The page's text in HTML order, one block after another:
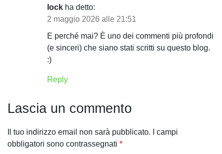
l
i
lock ha detto:
2 maggio 2026 alle 21:51
E perché mai? È uno dei commenti più profondi
(e sinceri) che siano stati scritti su questo blog.
:)
Reply
Lascia un commento
Il tuo indirizzo email non sarà pubblicato.
I campi
obbligatori sono contrassegnati *